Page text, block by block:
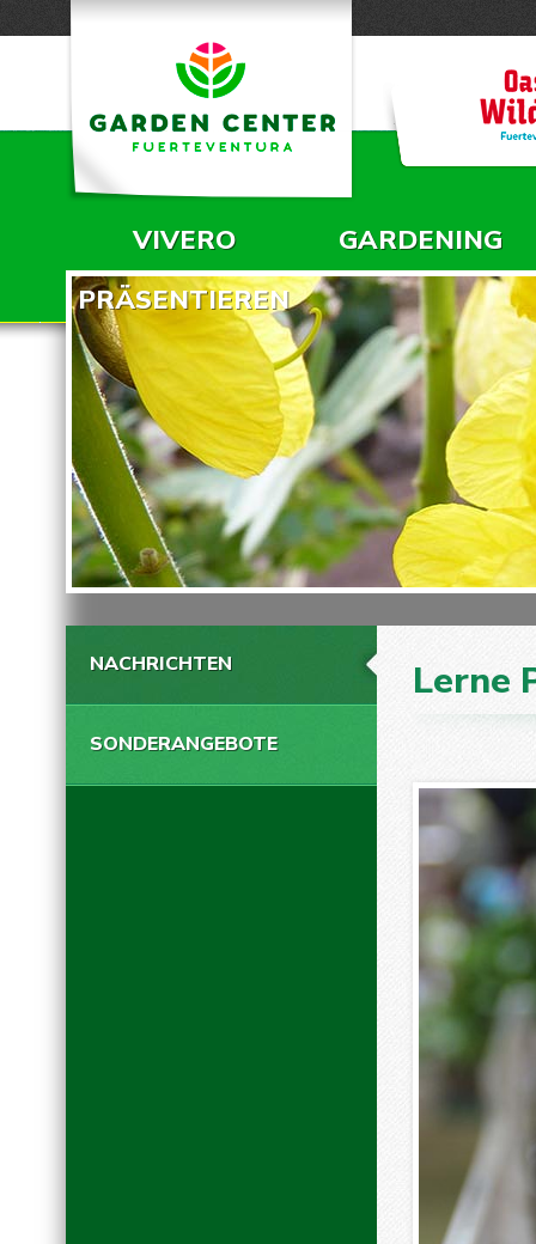
Lerne
HAUPTMENÜ
VIVERO
GARDENING
PRÄSENTIEREN
NACHRICHTEN
SONDERANGEBOTE